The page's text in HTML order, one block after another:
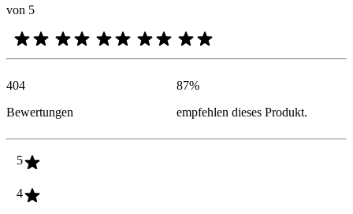
von 5
404
Bewertungen
87%
empfehlen dieses Produkt.
5
4